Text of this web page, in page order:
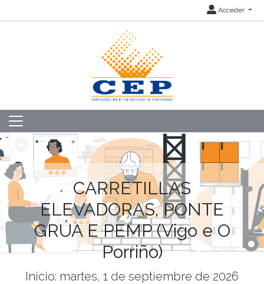
Acceder
CARRETILLAS
ELEVADORAS, PONTE
GRÚA E PEMP (Vigo e O
Porriño)
Inicio: martes, 1 de septiembre de 2026